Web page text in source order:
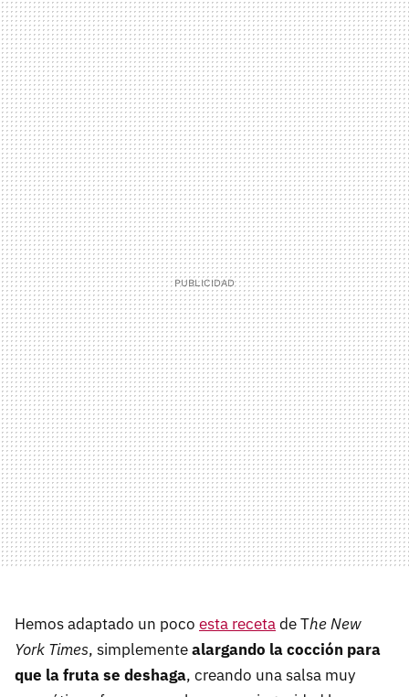
Hemos adaptado un poco esta recetade The New
York Times, simplementealargando la cocción para
que la fruta se deshaga, creando una salsa muy